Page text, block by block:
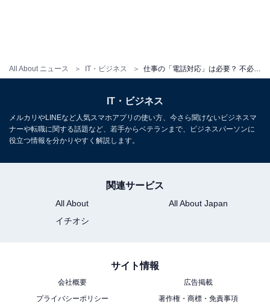
All About ニュース IT・ビジネス
ットを使用したほうが効率的だという声が寄せられまし
IT・ビジネス
メルカリやLINEなど人気スマホアプリの使い方、今さら聞けないビジネスマ
ナーや転職に関する話題など、若手からベテランまで、ビジネスパーソンに
役立つ情報を分かりやすく解説します。
関連サービス
All About
All About Japan
イチオシ
サイト情報
会社概要
広告掲載
プライバシーポリシー
著作権・商標・免責事項